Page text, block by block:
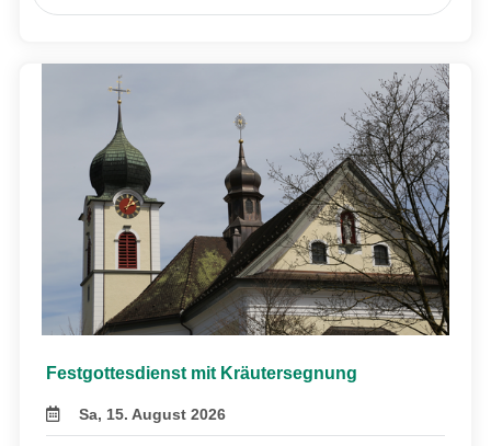
Festgottesdienst mit Kräutersegnung
Sa, 15. August 2026